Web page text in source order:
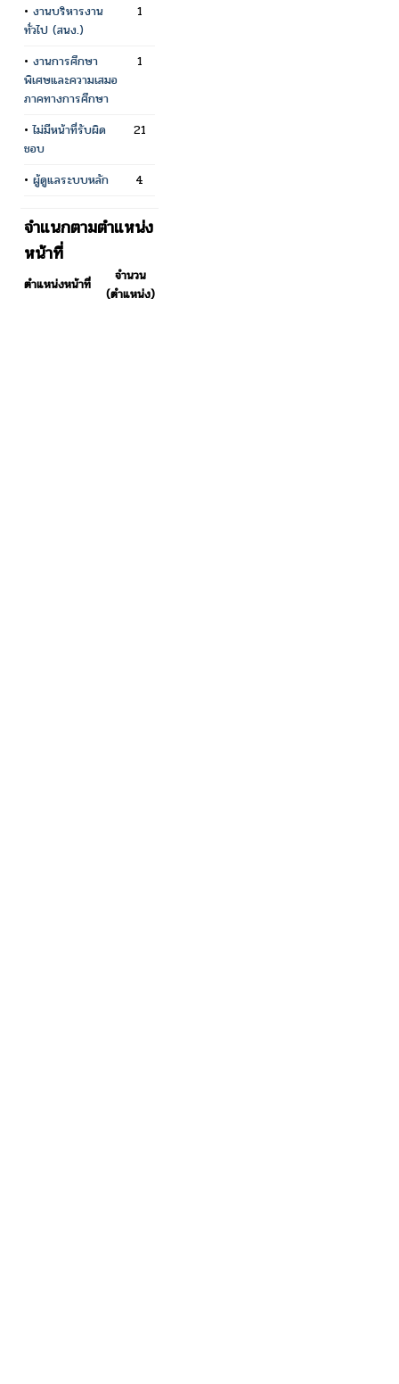
• งานบริหารงาน
ทั่วไป (สนง.)
1
• งานการศึกษา
พิเศษและความเสมอ
ภาคทางการศึกษา
1
•ไม่มีหน้าที่รับผิด
ชอบ
21
• ผู้ดูแลระบบหลัก 4
จำแนกตามตำแหน่ง
หน้าที่
ตำแหน่งหน้าที่
จำนวน
(ตำแหน่ง)